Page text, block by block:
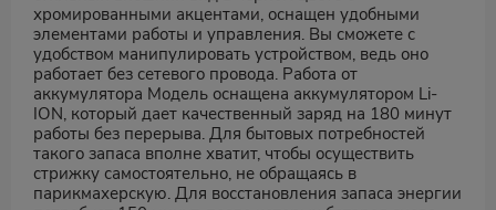
хромированными акцентами, оснащен удобными
элементами работы и управления. Вы сможете с
удобством манипулировать устройством, ведь оно
работает без сетевого провода. Работа от
аккумулятора Модель оснащена аккумулятором Li-
ION, который дает качественный заряд на 180 минут
работы без перерыва. Для бытовых потребностей
такого запаса вполне хватит, чтобы осуществить
стрижку самостоятельно, не обращаясь в
парикмахерскую. Для восстановления запаса энергии